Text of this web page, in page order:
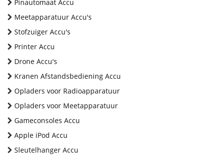
Pinautomaat Accu
Meetapparatuur Accu's
Stofzuiger Accu's
Printer Accu
Drone Accu's
Kranen Afstandsbediening Accu
Opladers voor Radioapparatuur
Opladers voor Meetapparatuur
Gameconsoles Accu
Apple iPod Accu
Sleutelhanger Accu